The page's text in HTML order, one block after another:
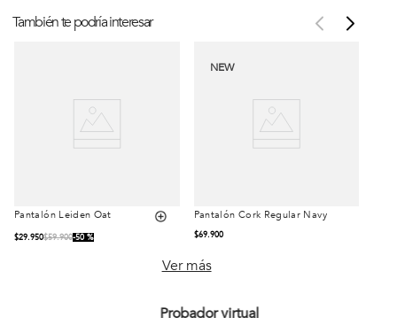
También te podría interesar
Pantalón Leiden Oat
$29.950$59.900 50 %
NEW
Pantalón Cork Regular Navy
$69.900
Ver más
Probador virtual